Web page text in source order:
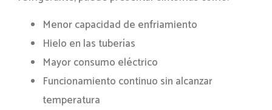
Menor capacidad de enfriamiento
Hielo en las tuberías
Mayor consumo eléctrico
Funcionamiento continuo sin alcanzar
temperatura